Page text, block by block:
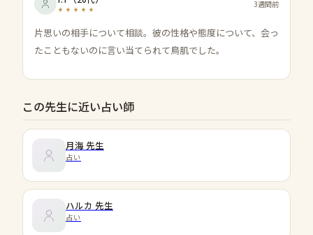
3週間前
片思いの相手について相談。彼の性格や態度について、会っ
たこともないのに言い当てられて鳥肌でした。
この先生に近い占い師
月海 先生
占い
ハルカ 先生
占い